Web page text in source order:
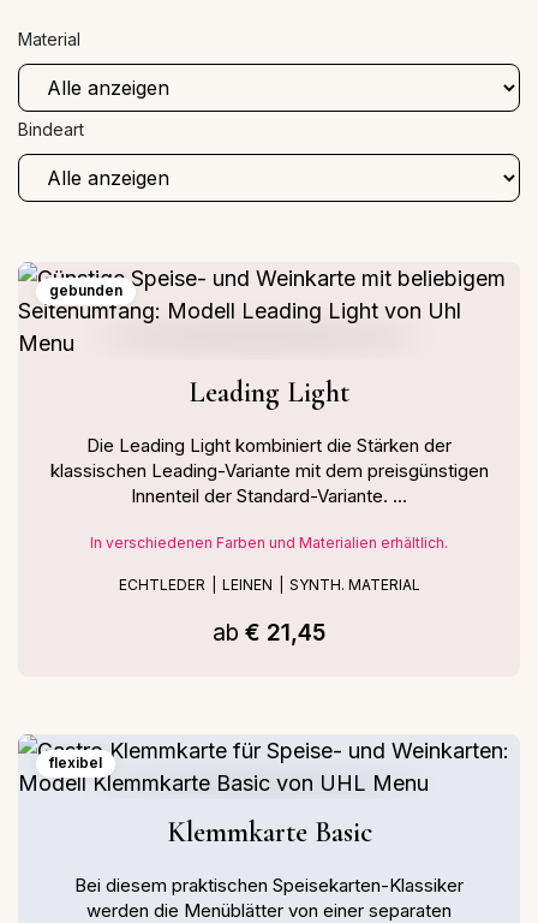
Material
Bindeart
gebunden
Leading Light
Die Leading Light kombiniert die Stärken der
klassischen Leading-Variante mit dem preisgünstigen
Innenteil der Standard-Variante. ...
In verschiedenen Farben und Materialien erhältlich.
ECHTLEDER LEINEN SYNTH. MATERIAL
ab € 21,45
flexibel
Klemmkarte Basic
Bei diesem praktischen Speisekarten-Klassiker
werden die Menüblätter von einer separaten